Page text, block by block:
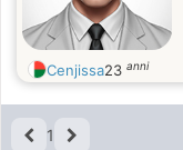
Cenjissa23 anni
1